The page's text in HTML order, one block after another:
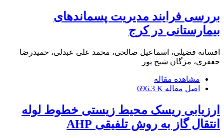
بررسی فرایند مدیریت پسماندهای
بیمارستانی در کرج
افسانه فضیلی، اسماعیل صالحی، محمد علی عبدلی، حمیدرضا
جعفری، مژگان شیخ پور
مشاهده مقاله
اصل مقاله 696.3 K
ارزیابی ریسک محیط زیستی خطوط لوله
انتقال گاز به روش تلفیقی AHP